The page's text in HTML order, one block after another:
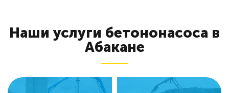
Наши услуги бетононасоса в
Абакане